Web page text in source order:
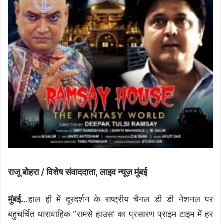
राजू बोहरा / विशेष संवाददाता, लाइव न्यूज़ मुंबई
मुंबई…हाल ही में दूरदर्शन के राष्ट्रीय चैनल डी डी नेशनल पर
बहुचर्चित धारावाहिक ”रामसे हाउस’ का प्रसारण प्राइम टाइम में हर